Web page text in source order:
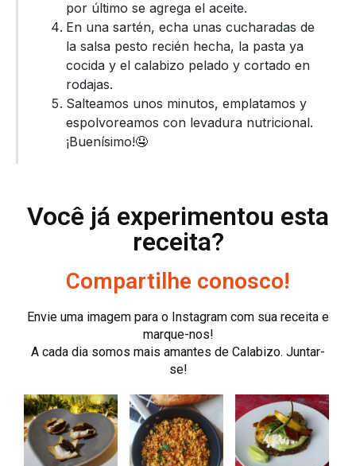
por último se agrega el aceite.
En una sartén, echa unas cucharadas de
la salsa pesto recién hecha, la pasta ya
cocida y el calabizo pelado y cortado en
rodajas.
Salteamos unos minutos, emplatamos y
espolvoreamos con levadura nutricional.
¡Buenísimo!🤤
Você já experimentou esta
receita?
Compartilhe conosco!
Envie uma imagem para o Instagram com sua receita e
marque-nos!
A cada dia somos mais amantes de Calabizo. Juntar-
se!